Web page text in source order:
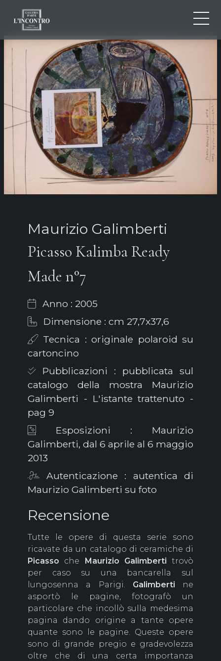
CHI SIAMO
NEWS ED EVENTI
ARTISTI E OPERE
MOSTRE
CONTATTI
Maurizio Galimberti
Picasso Kalimba Ready
Made n°7
Anno : 2005
Dimensione : cm 27,7x37,6
Tecnica : originale polaroid su
cartoncino
Pubblicazioni : pubblicata sul
catalogo della mostra Maurizio
Galimberti - L'istante trattenuto -
pag 9
Esposizioni : Maurizio
Galimberti, dal 6 aprile al 6 maggio
2013
Autenticazione : autentica di
Maurizio Galimberti su foto
Recensione
Tutte le opere di questa serie sono
ricavate da un catalogo di ceramiche di
Picasso che Maurizio Galimberti trovò
per caso su una bancarella sul
lungosenna a Parigi. Galimberti ne
asportò le pagine, fotografò un
particolare che incollò sulla medesima
pagina dando origine a tante opere
quante sono le pagine. Queste opere
sono di grande pregio e gradevolezza
oltre che di una certa importanza